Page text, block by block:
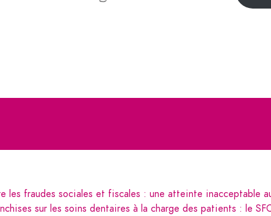
fraudes sociales et fiscales : une atteinte inacceptable
sur les soins dentaires à la charge des patients : le